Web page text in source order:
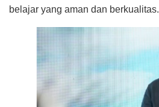
belajar yang aman dan berkualitas.